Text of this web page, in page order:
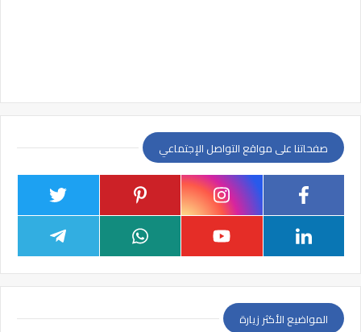
صفحاتنا على مواقع التواصل الإجتماعي
المواضيع الأكثر زيارة